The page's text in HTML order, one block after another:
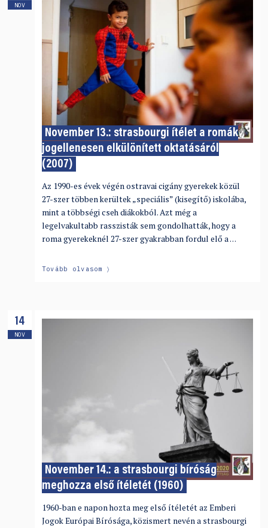
NOV
November 13.: strasbourgi ítélet a romák
jogellenesen elkülönített oktatásáról
(2007)
Az 1990-es évek végén ostravai cigány gyerekek közül
27-szer többen kerültek „speciális” (kisegítő) iskolába,
mint a többségi cseh diákokból. Azt még a
legelvakultabb rasszisták sem gondolhatták, hogy a
roma gyerekeknél 27-szer gyakrabban fordul elő a …
Tovább olvasom
14
NOV
November 14.: a strasbourgi bíróság
meghozza első ítéletét (1960)
1960-ban e napon hozta meg első ítéletét az Emberi
Jogok Európai Bírósága, közismert nevén a strasbourgi